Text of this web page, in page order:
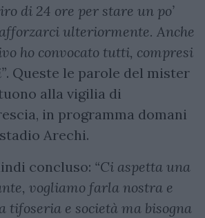
di 24 ore per stare un po’
ulteriormente. Anche
ho convocato tutti, compresi
. Queste le parole del mister
alla vigilia di
in programma domani
Arechi.
concluso: “Ci aspetta una
vogliamo farla nostra e
tifoseria e società ma bisogna